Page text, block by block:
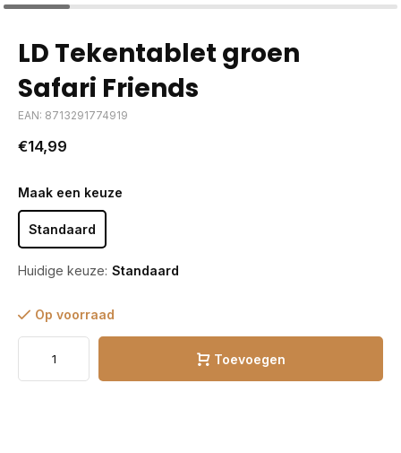
LD Tekentablet groen
Safari Friends
EAN: 8713291774919
€14,99
Maak een keuze
Standaard
Huidige keuze: Standaard
Op voorraad
Toevoegen